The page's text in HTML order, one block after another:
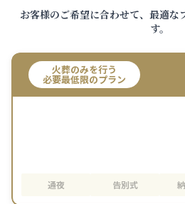
お客様のご希望に合わせて、最適な
す。
火葬のみを行う
必要最低限のプラン
通夜 告別式